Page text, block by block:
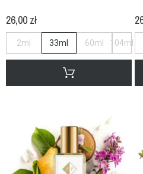
26,00 zł
2ml 33ml 60ml 104ml